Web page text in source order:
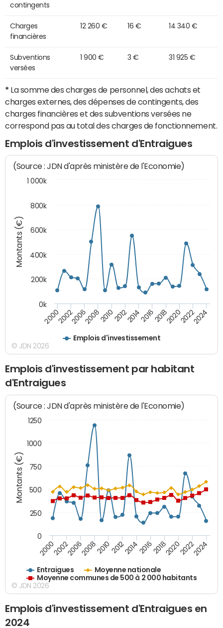
contingents
Charges
financières
12 260 € 16 € 14 340 €
Subventions
versées
1 900 € 3 € 31 925 €
* La somme des charges de personnel, des achats et
charges externes, des dépenses de contingents, des
charges financières et des subventions versées ne
correspond pas au total des charges de fonctionnement.
Emplois d'investissement d'Entraigues
Montants (€)
(Source : JDN d'après ministère de l'Economie)
Emplois d'investissement
200020022006200820102012201420162018202020222024
0k
200k
400k
600k
800k
1 000k
© JDN 2026
Emplois d'investissement par habitant
d'Entraigues
Montants (€)
(Source : JDN d'après ministère de l'Economie)
Entraigues
Moyenne nationale
Moyenne communes de 500 à 2 000 habitants
200020022006200820102012201420162018202020222024
0
250
500
750
1000
1250
© JDN 2026
Emplois d'investissement d'Entraigues en
2024